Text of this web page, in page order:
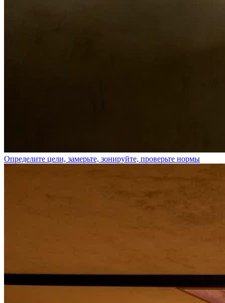
Определите цели, замерьте, зонируйте, проверьте нормы